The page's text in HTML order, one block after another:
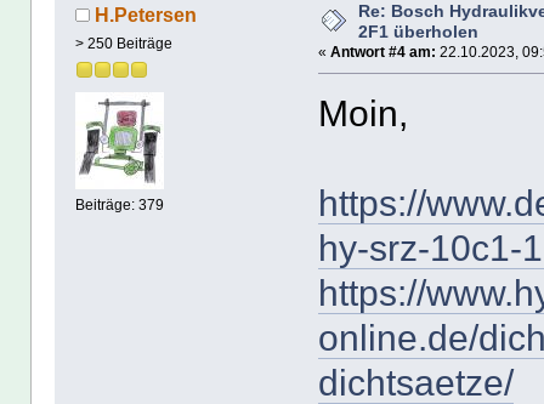
H.Petersen
> 250 Beiträge
Beiträge: 379
Re: Bosch
2F1 überholen
«Antwort #4 am: 22.10.2023,
Moin,
https://
hy-srz-10c1-
https://
online.de/
dichtsaetze/